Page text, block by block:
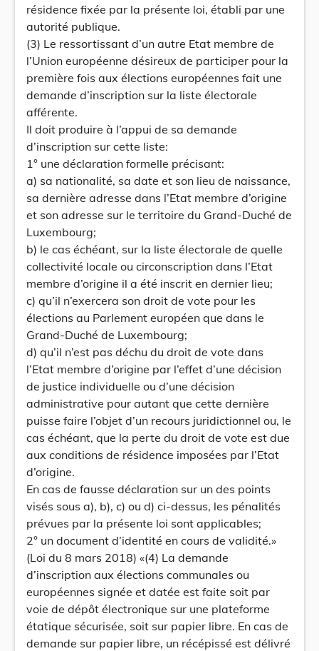
résidence fixée par la présente loi, établi par une
autorité publique.
(3) Le ressortissant d’un autre Etat membre de
l’Union européenne désireux de participer pour la
première fois aux élections européennes fait une
demande d’inscription sur la liste électorale
afférente.
Il doit produire à l’appui de sa demande
d’inscription sur cette liste:
1° une déclaration formelle précisant:
a) sa nationalité, sa date et son lieu de naissance,
sa dernière adresse dans l’Etat membre d’origine
et son adresse sur le territoire du Grand-Duché de
Luxembourg;
b) le cas échéant, sur la liste électorale de quelle
collectivité locale ou circonscription dans l’Etat
membre d’origine il a été inscrit en dernier lieu;
c) qu’il n’exercera son droit de vote pour les
élections au Parlement européen que dans le
Grand-Duché de Luxembourg;
d) qu’il n’est pas déchu du droit de vote dans
l’Etat membre d’origine par l’effet d’une décision
de justice individuelle ou d’une décision
administrative pour autant que cette dernière
puisse faire l’objet d’un recours juridictionnel ou, le
cas échéant, que la perte du droit de vote est due
aux conditions de résidence imposées par l’Etat
d’origine.
En cas de fausse déclaration sur un des points
visés sous a), b), c) ou d) ci-dessus, les pénalités
prévues par la présente loi sont applicables;
2° un document d’identité en cours de validité.»
(Loi du 8 mars 2018) «(4) La demande
d’inscription aux élections communales ou
européennes signée et datée est faite soit par
voie de dépôt électronique sur une plateforme
étatique sécurisée, soit sur papier libre. En cas de
demande sur papier libre, un récépissé est délivré